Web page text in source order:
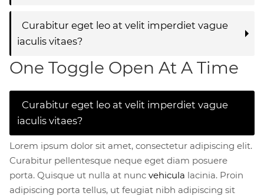
Curabitur eget leo at velit imperdiet vague
iaculis vitaes?
One Toggle Open At A Time
Curabitur eget leo at velit imperdiet vague
iaculis vitaes?
Lorem ipsum dolor sit amet, consectetur adipiscing elit.
Curabitur pellentesque neque eget diam posuere
porta. Quisque ut nulla at nunc vehicula lacinia. Proin
adipiscing porta tellus, ut feugiat nibh adipiscing sit